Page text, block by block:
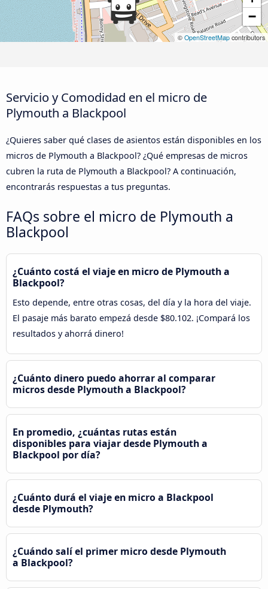
−
© OpenStreetMap contributors
Servicio y Comodidad en el micro de
Plymouth a Blackpool
¿Quieres saber qué clases de asientos están disponibles en los
micros de Plymouth a Blackpool? ¿Qué empresas de micros
cubren la ruta de Plymouth a Blackpool? A continuación,
encontrarás respuestas a tus preguntas.
FAQs sobre el micro de Plymouth a
Blackpool
¿Cuánto costá el viaje en micro de Plymouth a
Blackpool?
Esto depende, entre otras cosas, del día y la hora del viaje.
El pasaje más barato empezá desde $80.102. ¡Compará los
resultados y ahorrá dinero!
¿Cuánto dinero puedo ahorrar al comparar
micros desde Plymouth a Blackpool?
En promedio, ¿cuántas rutas están
disponibles para viajar desde Plymouth a
Blackpool por día?
¿Cuánto durá el viaje en micro a Blackpool
desde Plymouth?
¿Cuándo salí el primer micro desde Plymouth
a Blackpool?